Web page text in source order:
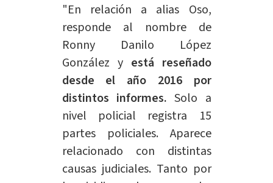
"En relación a alias Oso,
responde al nombre de
Ronny Danilo López
González y está reseñado
desde el año 2016 por
distintos informes. Solo a
nivel policial registra 15
partes policiales. Aparece
relacionado con distintas
causas judiciales. Tanto por